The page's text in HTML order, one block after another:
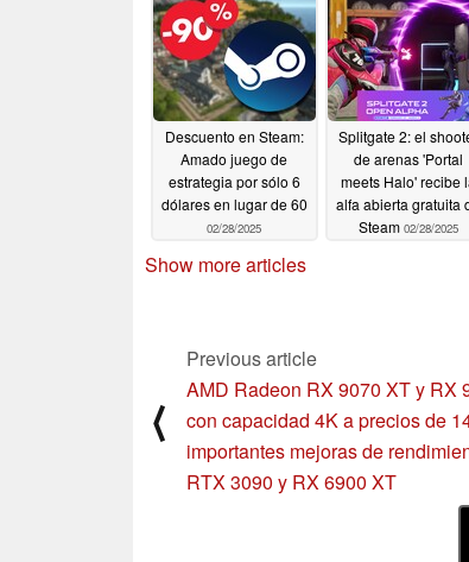
Descuento en Steam:
Amado juego de
estrategia por sólo 6
dólares en lugar de 60
02/28/2025
Splitgate 2: el
de arenas 'Portal
meets Halo' recibe
alfa abierta gratuita
Steam 02/28/2025
Show more articles
⟨
Previous article
AMD Radeon RX 9070 XT y RX
con capacidad 4K a precios de
importantes mejoras de
RTX 3090 y RX 6900 XT